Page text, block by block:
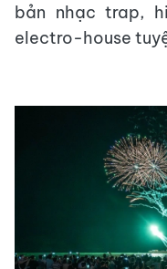
bản nhạc trap,
electro-house